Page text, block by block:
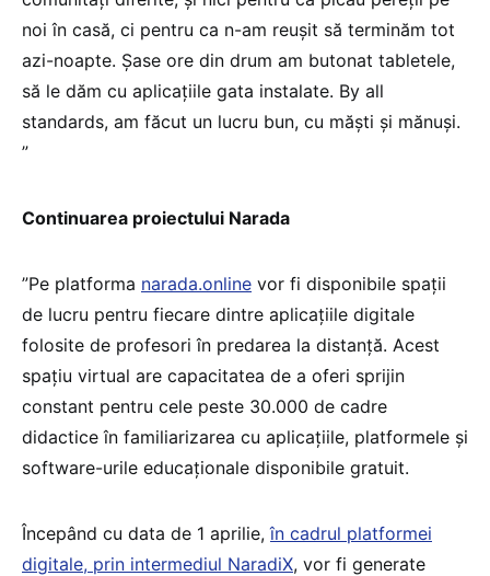
noi în casă, ci pentru ca n-am reușit să terminăm tot
azi-noapte. Șase ore din drum am butonat tabletele,
să le dăm cu aplicațiile gata instalate. By all
standards, am făcut un lucru bun, cu măști și mănuși.
”
Continuarea proiectului Narada
”Pe platforma narada.online vor fi disponibile spații
de lucru pentru fiecare dintre aplicațiile digitale
folosite de profesori în predarea la distanță. Acest
spațiu virtual are capacitatea de a oferi sprijin
constant pentru cele peste 30.000 de cadre
didactice în familiarizarea cu aplicațiile, platformele și
software-urile educaționale disponibile gratuit.
Începând cu data de 1 aprilie,în cadrul platformei
digitale, prin intermediul NaradiX, vor fi generate